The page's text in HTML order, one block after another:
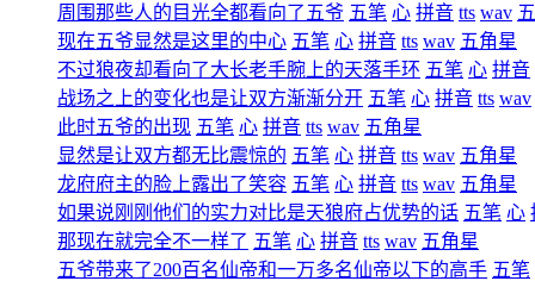
周围那些人的目光全都看向了五爷 五笔 心 拼音 tts wav
现在五爷显然是这里的中心 五笔 心 拼音 tts wav 五角星
不过狼夜却看向了大长老手腕上的天落手环 五笔 心 拼音
战场之上的变化也是让双方渐渐分开 五笔 心 拼音 tts wav
此时五爷的出现 五笔 心 拼音 tts wav 五角星
显然是让双方都无比震惊的 五笔 心 拼音 tts wav 五角星
龙府府主的脸上露出了笑容 五笔 心 拼音 tts wav 五角星
如果说刚刚他们的实力对比是天狼府占优势的话 五笔 心
那现在就完全不一样了 五笔 心 拼音 tts wav 五角星
五爷带来了200百名仙帝和一万多名仙帝以下的高手 五笔